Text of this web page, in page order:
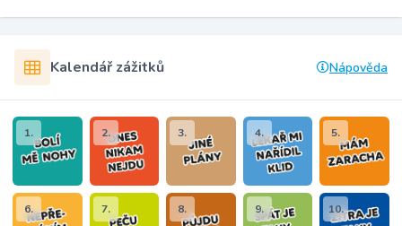
Kalendář zážitků Nápověda
1. 2. 3. 4. 5.
6. 7. 8. 9. 10.